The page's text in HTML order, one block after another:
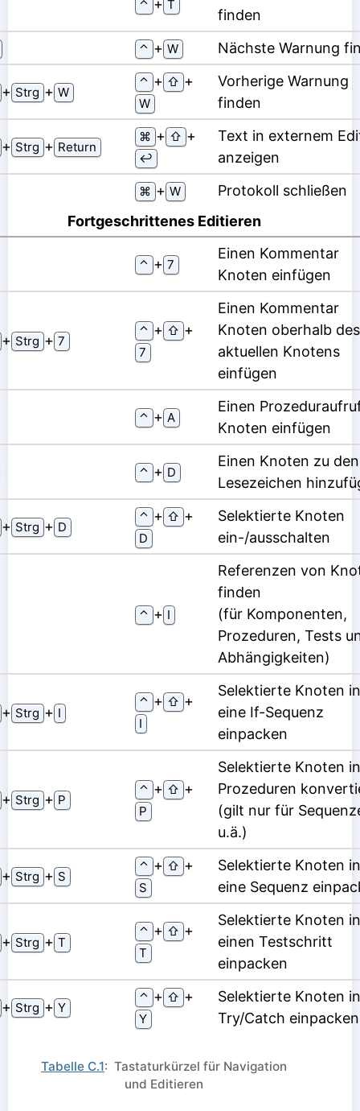
⌃ ⁠+⁠ T
finden
⌃ ⁠+⁠ W Nächste Warnung
⁠+⁠ Strg ⁠+⁠ W
⌃ ⁠+⁠ ⇧ ⁠+⁠
W
Vorherige Warnung
finden
⁠+⁠ Strg ⁠+⁠ Return
⌘ ⁠+⁠ ⇧ ⁠+⁠
↩
Text in externem
anzeigen
⌘ ⁠+⁠ W
Protokoll schließen
Fortgeschrittenes Editieren
⌃ ⁠+⁠ 7
Einen Kommentar
Knoten einfügen
⁠+⁠ Strg ⁠+⁠ 7
⌃ ⁠+⁠ ⇧ ⁠+⁠
7
Einen Kommentar
Knoten oberhalb des
aktuellen Knotens
einfügen
⌃ ⁠+⁠ A
Einen
Knoten einfügen
⌃ ⁠+⁠ D
Einen Knoten zu den
Lesezeichen
⁠+⁠ Strg ⁠+⁠ D
⌃ ⁠+⁠ ⇧ ⁠+⁠
D
Selektierte Knoten
ein-/ausschalten
⌃ ⁠+⁠ I
Referenzen von
finden
(für Komponenten,
Prozeduren, Tests
Abhängigkeiten)
⁠+⁠ Strg ⁠+⁠ I
⌃ ⁠+⁠ ⇧ ⁠+⁠
I
Selektierte Knoten in
eine If-Sequenz
einpacken
⁠+⁠ Strg ⁠+⁠ P
⌃ ⁠+⁠ ⇧ ⁠+⁠
P
Selektierte Knoten in
Prozeduren
(gilt nur für
u.ä.)
⁠+⁠ Strg ⁠+⁠ S
⌃ ⁠+⁠ ⇧ ⁠+⁠
S
Selektierte Knoten in
eine Sequenz
⁠+⁠ Strg ⁠+⁠ T
⌃ ⁠+⁠ ⇧ ⁠+⁠
T
Selektierte Knoten in
einen Testschritt
einpacken
⁠+⁠ Strg ⁠+⁠ Y
⌃ ⁠+⁠ ⇧ ⁠+⁠
Y
Selektierte Knoten
Try/Catch einpacken
Tabelle C.1: Tastaturkürzel für Navigation
und Editieren